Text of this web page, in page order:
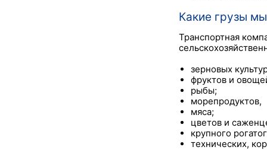
Какие грузы
Транспортная
зерновых
фруктов и
рыбы;
морепродуктов,
мяса;
цветов и
крупного
технических,